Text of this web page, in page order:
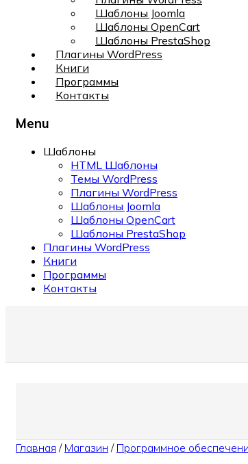
Шаблоны Joomla
Шаблоны OpenCart
Шаблоны PrestaShop
Плагины WordPress
Книги
Программы
Контакты
Menu
Шаблоны
HTML Шаблоны
Темы WordPress
Плагины WordPress
Шаблоны Joomla
Шаблоны OpenCart
Шаблоны PrestaShop
Плагины WordPress
Книги
Программы
Контакты
Главная / Магазин / Программное